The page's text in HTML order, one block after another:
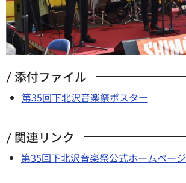
添付ファイル
第35回下北沢音楽祭ポスター
関連リンク
第35回下北沢音楽祭公式ホームページ